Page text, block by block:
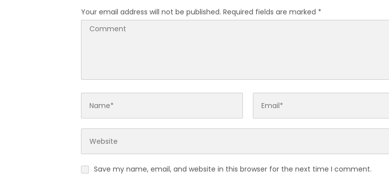
Your email address will not be published. Required fields are marked *
Save my name, email, and website in this browser for the next time I comment.